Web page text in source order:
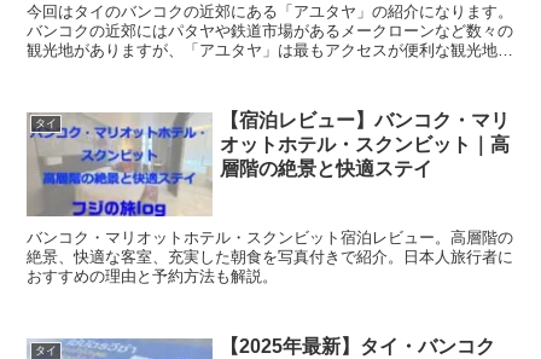
今回はタイのバンコクの近郊にある「アユタヤ」の紹介になります。
バンコクの近郊にはパタヤや鉄道市場があるメークローンなど数々の
観光地がありますが、「アユタヤ」は最もアクセスが便利な観光地で
あり、日帰りで一日中東南アジアの雰囲気を楽しめます。
タイ
【宿泊レビュー】バンコク・マリ
オットホテル・スクンビット｜高
層階の絶景と快適ステイ
バンコク・マリオットホテル・スクンビット宿泊レビュー。高層階の
絶景、快適な客室、充実した朝食を写真付きで紹介。日本人旅行者に
おすすめの理由と予約方法も解説。
タイ
【2025年最新】タイ・バンコク